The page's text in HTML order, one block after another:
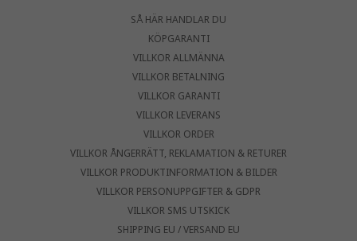
SÅ HÄR HANDLAR DU
KÖPGARANTI
VILLKOR ALLMÄNNA
VILLKOR BETALNING
VILLKOR GARANTI
VILLKOR LEVERANS
VILLKOR ORDER
VILLKOR ÅNGERRÄTT, REKLAMATION & RETURER
VILLKOR PRODUKTINFORMATION & BILDER
VILLKOR PERSONUPPGIFTER & GDPR
VILLKOR SMS UTSKICK
SHIPPING EU / VERSAND EU